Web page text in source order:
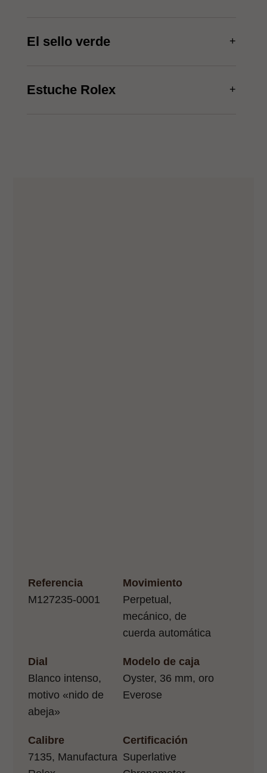
El sello verde +
Estuche Rolex +
Referencia
M127235-0001
Movimiento
Perpetual,
mecánico, de
cuerda automática
Dial
Blanco intenso,
motivo «nido de
abeja»
Modelo de caja
Oyster, 36 mm, oro
Everose
Calibre
7135, Manufactura
Certificación
Superlative